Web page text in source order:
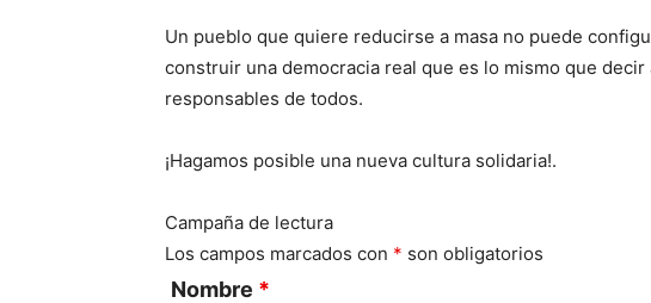
Un pueblo que quiere reducirse a masa no puede
construir una democracia real que es lo mismo que
responsables de todos.
¡Hagamos posible una nueva cultura solidaria!.
Campaña de lectura
Los campos marcados con * son obligatorios
Nombre *